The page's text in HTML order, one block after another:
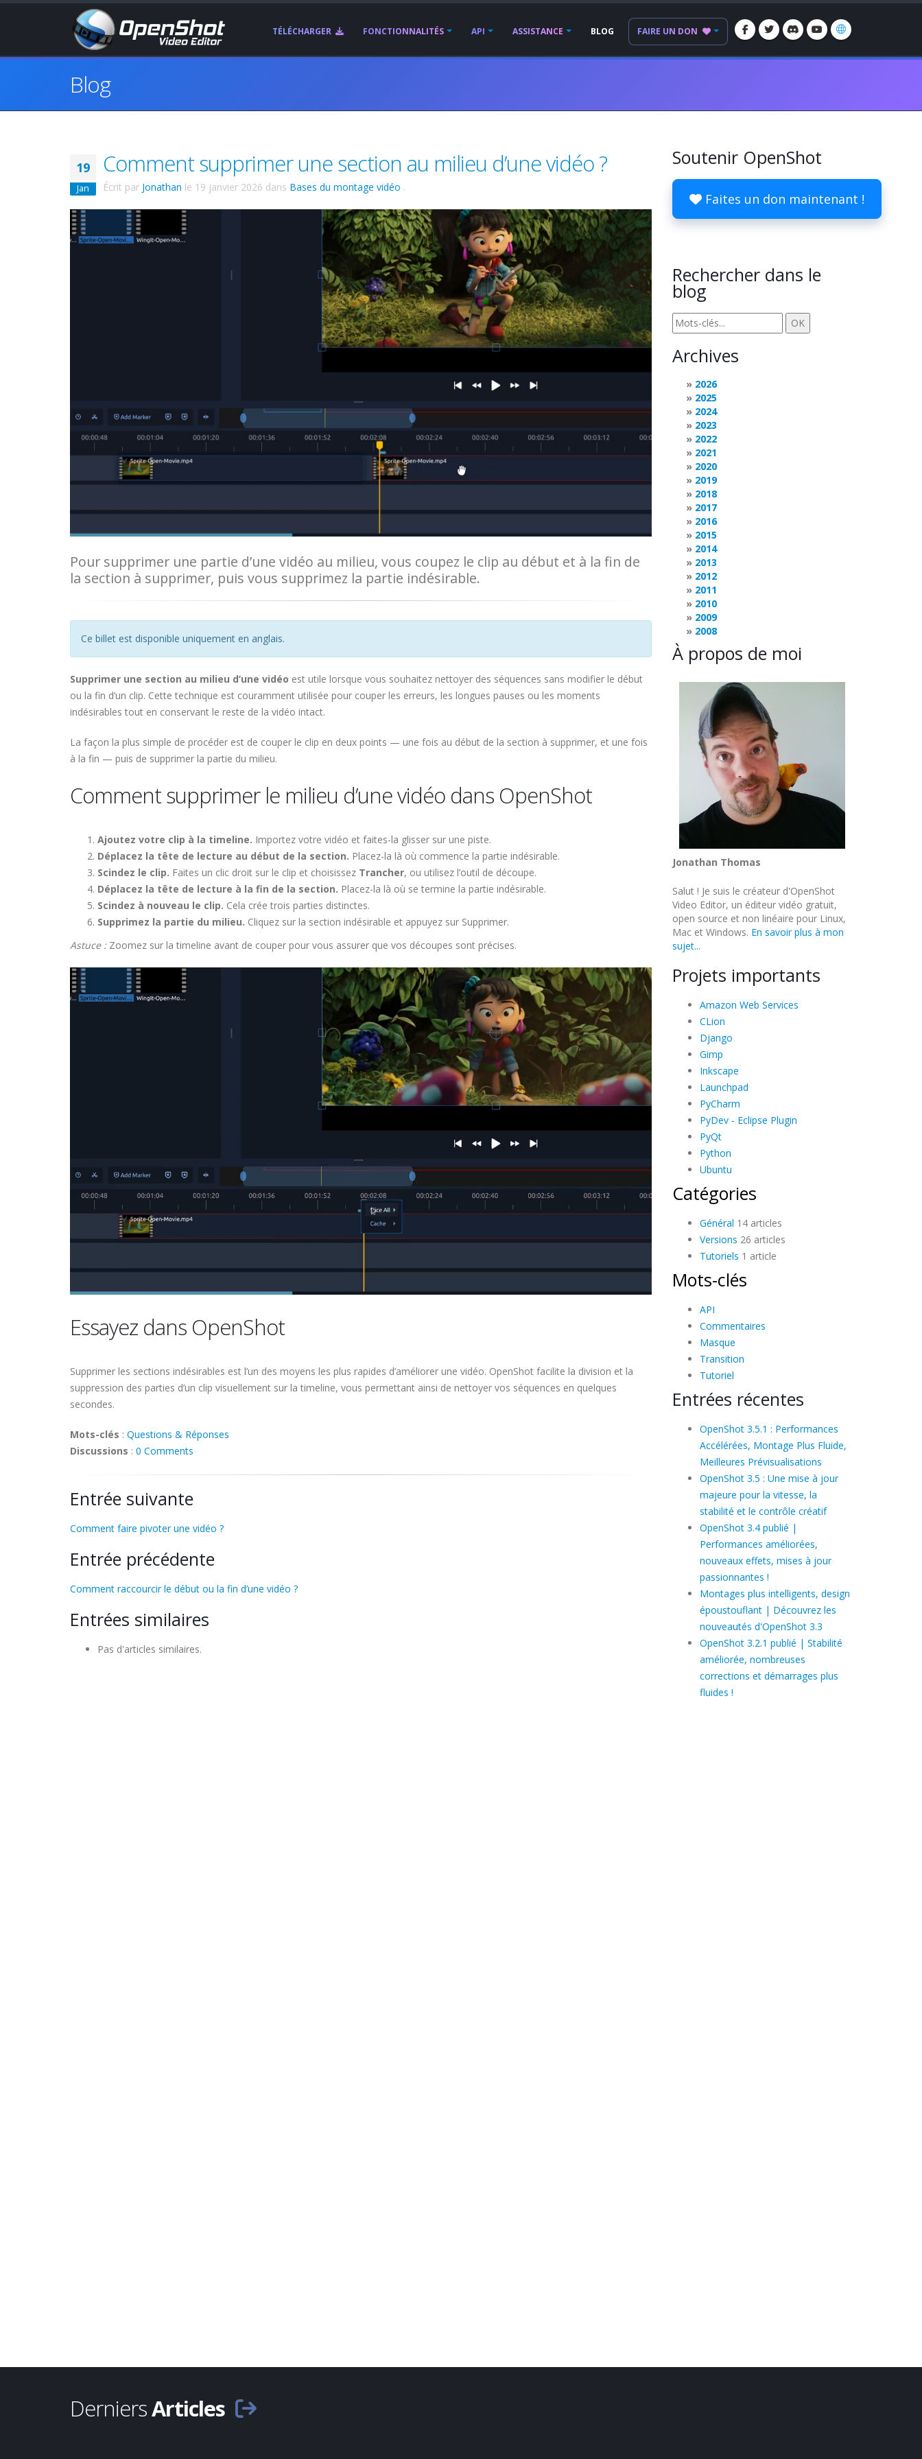
TÉLÉCHARGER FONCTIONNALITÉS API ASSISTANCE BLOG FAIRE UN DON
Blog
19
Jan
Comment supprimer une section au milieu d’une vidéo ?
Écrit par Jonathan le 19 janvier 2026 dans Bases du montage vidéo .
Pour supprimer une partie d’une vidéo au milieu, vous coupez le clip au début et à la fin de
la section à supprimer, puis vous supprimez la partie indésirable.
Ce billet est disponible uniquement en anglais.
Supprimer une section au milieu d’une vidéo est utile lorsque vous souhaitez nettoyer des séquences sans modifier le début
ou la fin d’un clip. Cette technique est couramment utilisée pour couper les erreurs, les longues pauses ou les moments
indésirables tout en conservant le reste de la vidéo intact.
La façon la plus simple de procéder est de couper le clip en deux points — une fois au début de la section à supprimer, et une fois
à la fin — puis de supprimer la partie du milieu.
Comment supprimer le milieu d’une vidéo dans OpenShot
Ajoutez votre clip à la timeline. Importez votre vidéo et faites-la glisser sur une piste.
Déplacez la tête de lecture au début de la section. Placez-la là où commence la partie indésirable.
Scindez le clip. Faites un clic droit sur le clip et choisissez Trancher, ou utilisez l’outil de découpe.
Déplacez la tête de lecture à la fin de la section. Placez-la là où se termine la partie indésirable.
Scindez à nouveau le clip. Cela crée trois parties distinctes.
Supprimez la partie du milieu. Cliquez sur la section indésirable et appuyez sur Supprimer.
Astuce :Zoomez sur la timeline avant de couper pour vous assurer que vos découpes sont précises.
Essayez dans OpenShot
Supprimer les sections indésirables est l’un des moyens les plus rapides d’améliorer une vidéo. OpenShot facilite la division et la
suppression des parties d’un clip visuellement sur la timeline, vous permettant ainsi de nettoyer vos séquences en quelques
secondes.
Mots-clés : Questions & Réponses
Discussions : 0 Comments
Entrée suivante
Comment faire pivoter une vidéo ?
Entrée précédente
Comment raccourcir le début ou la fin d’une vidéo ?
Entrées similaires
Pas d'articles similaires.
Soutenir OpenShot
Faites un don maintenant !
Rechercher dans le
blog
Archives
2026
2025
2024
2023
2022
2021
2020
2019
2018
2017
2016
2015
2014
2013
2012
2011
2010
2009
2008
À propos de moi
Jonathan Thomas
Salut ! Je suis le créateur d'OpenShot
Video Editor, un éditeur vidéo gratuit,
open source et non linéaire pour Linux,
Mac et Windows. En savoir plus à mon
sujet...
Projets importants
Amazon Web Services
CLion
Django
Gimp
Inkscape
Launchpad
PyCharm
PyDev - Eclipse Plugin
PyQt
Python
Ubuntu
Catégories
Général 14 articles
Versions 26 articles
Tutoriels 1 article
Mots-clés
API
Commentaires
Masque
Transition
Tutoriel
Entrées récentes
OpenShot 3.5.1 : Performances
Accélérées, Montage Plus Fluide,
Meilleures Prévisualisations
OpenShot 3.5 : Une mise à jour
majeure pour la vitesse, la
stabilité et le contrôle créatif
OpenShot 3.4 publié |
Performances améliorées,
nouveaux effets, mises à jour
passionnantes !
Montages plus intelligents, design
époustouflant | Découvrez les
nouveautés d'OpenShot 3.3
OpenShot 3.2.1 publié | Stabilité
améliorée, nombreuses
corrections et démarrages plus
fluides !
DerniersArticles